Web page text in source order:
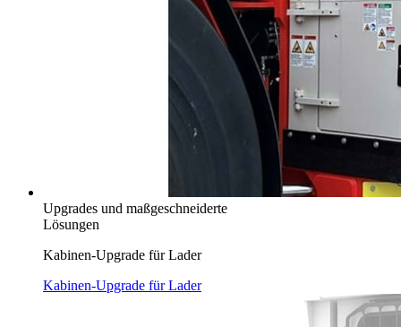
Upgrades und maßgeschneiderte
Lösungen
Kabinen-Upgrade für Lader
Kabinen-Upgrade für Lader